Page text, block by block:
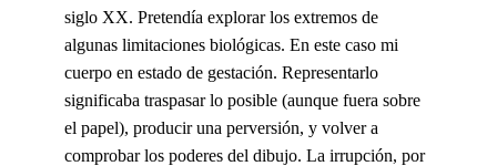
siglo XX. Pretendía explorar los extremos de
algunas limitaciones biológicas. En este caso mi
cuerpo en estado de gestación. Representarlo
significaba traspasar lo posible (aunque fuera sobre
el papel), producir una perversión, y volver a
comprobar los poderes del dibujo. La irrupción, por